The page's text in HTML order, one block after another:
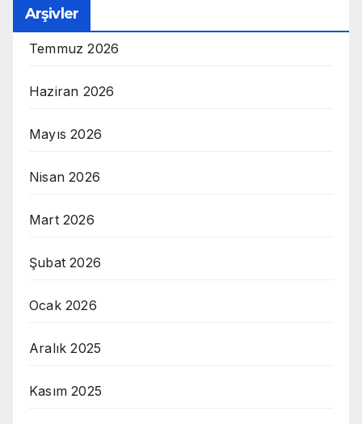
Arşivler
Temmuz 2026
Haziran 2026
Mayıs 2026
Nisan 2026
Mart 2026
Şubat 2026
Ocak 2026
Aralık 2025
Kasım 2025